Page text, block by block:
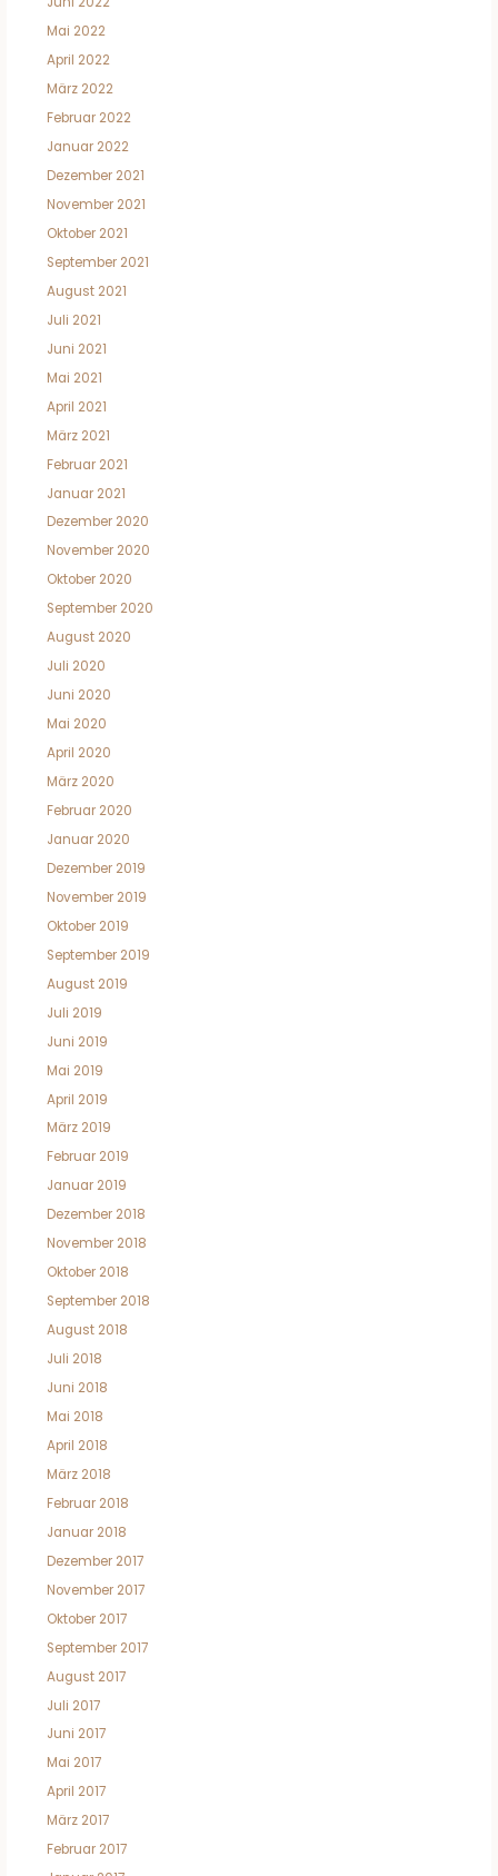
Mai 2022
April 2022
März 2022
Februar 2022
Januar 2022
Dezember 2021
November 2021
Oktober 2021
September 2021
August 2021
Juli 2021
Juni 2021
Mai 2021
April 2021
März 2021
Februar 2021
Januar 2021
Dezember 2020
November 2020
Oktober 2020
September 2020
August 2020
Juli 2020
Juni 2020
Mai 2020
April 2020
März 2020
Februar 2020
Januar 2020
Dezember 2019
November 2019
Oktober 2019
September 2019
August 2019
Juli 2019
Juni 2019
Mai 2019
April 2019
März 2019
Februar 2019
Januar 2019
Dezember 2018
November 2018
Oktober 2018
September 2018
August 2018
Juli 2018
Juni 2018
Mai 2018
April 2018
März 2018
Februar 2018
Januar 2018
Dezember 2017
November 2017
Oktober 2017
September 2017
August 2017
Juli 2017
Juni 2017
Mai 2017
April 2017
März 2017
Februar 2017